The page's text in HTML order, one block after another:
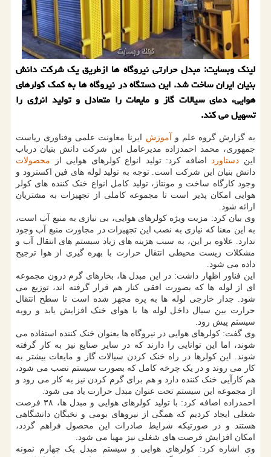
لینک وبسایت: مبدل حرارتی نیروگاه ها ازطریق یک شرکت دانش
بنیان ایران ساخت شد. این دستگاه در نیروگاه ها به کمک کولرهای
هوایی، دمای سیالات گاز و مایعات را متعادل و تولید انرژی را
تسهیل می کند.
به گزارش گروه علم و آموزش ایرنا معاونت علمی وفناوری ریاست
جمهوری، محمد احمدزاده مدیرعامل این شرکت دانش بنیان درباب
این دستاورد اضافه کرد: تولید انواع کولرهای هوایی از محصولات
دانش بنیان این شرکت است. توجه به تولید لوله های فین اکسترود و
وجود کارگاه ساخت و مونتاژ، تولید کامل انواع خنک کننده های کولر
هوایی امکان پذیر است تا مجموعه کاملی از تجهیزات به مشتریان
ارائه شود.
وی بیان کرد: مزیت ویژه کولرهای هوایی، بی نیازی به منبع آب است،
به این معنا که نیازی به نصب این تجهیزات در مجاورت منبع آب وجود
ندارد. علاوه بر این، به سبب هزینه های زیاد سیستم های انتقال آب و
مشکلات زیست محیطی انتقال حرارت با بهره گیری از هوا ترجیح
داده می شود.
این فناور اظهار داشت: در این مبدل ها، بخارهای گرم درون مجموعه
ای از لوله ها که بصورت افقی کنار هم قرار گرفته اند، توزیع می
شود. جدار خارجی لوله ها به پره مجهز شده است تا سطح انتقال
حرارت بین سیال داخل لوله ها با هوای خنک افزایش یابد و رویه
سیستم پیش رود.
وی گفت: کولرهای هوایی در نیروگاه ها بعنوان خنک کننده استفاده می
شوند، اما این توانایی را دارند که در سایر صنایع نیز به کار گرفته
شوند. این کولرها در راه خنک کردن سیالات گاز و مایعات بیشتر به
کار می روند و در یک چرخه کامل که بصورت سیستم نصب می شود،
هم کارآیی خنک کننده دارد و هم برای گرم کردن نیز به کار می رود و
از مجموعه این سیستم تحت عنوان مبدل حرارت یاد می شود.
احمدزاده اضافه کرد: با تولید کولرهای هوایی و مبدل ها، ۳۸ فرصت
شغلی ایجاد کردیم که همگی از نیروهای بومی و نخبگان دانشگاهی
هستند و در صورتیکه شرایط صادرات این محصول فراهم گردد،
امکان افزایش فرصت های شغلی نیز مهیا می شود.
وی اشاره کرد: کولرهای هوایی و سیستم مبدل یک چهارم نمونه